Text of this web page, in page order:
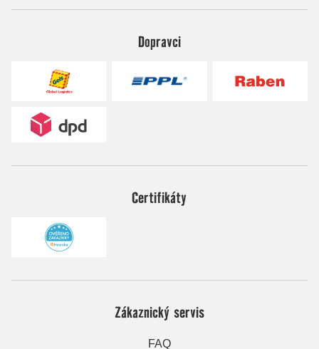
Dopravci
Certifikáty
Zákaznický servis
FAQ